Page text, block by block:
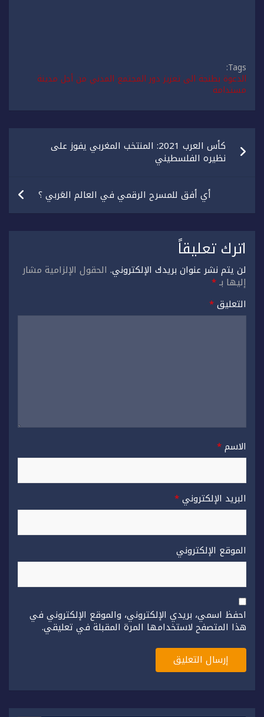
Tags:
الدعوة بطنجة الى تعزيز دور المجتمع المدني من أجل مدينة
مستدامة
تصفّح
المقالات كأس العرب 2021: المنتخب المغربي يفوز على
نظيره الفلسطيني
أي أفق للمسرح الرقمي في العالم العَربي ؟
اترك تعليقاً
لن يتم نشر عنوان بريدك الإلكتروني. الحقول الإلزامية مشار
إليها بـ*
التعليق*
الاسم*
البريد الإلكتروني*
الموقع الإلكتروني
احفظ اسمي، بريدي الإلكتروني، والموقع الإلكتروني في
هذا المتصفح لاستخدامها المرة المقبلة في تعليقي.